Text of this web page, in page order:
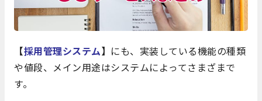
【採用管理システム】 にも、実装している機能の種類
や値段、メイン用途はシステムによってさまざまで
す。